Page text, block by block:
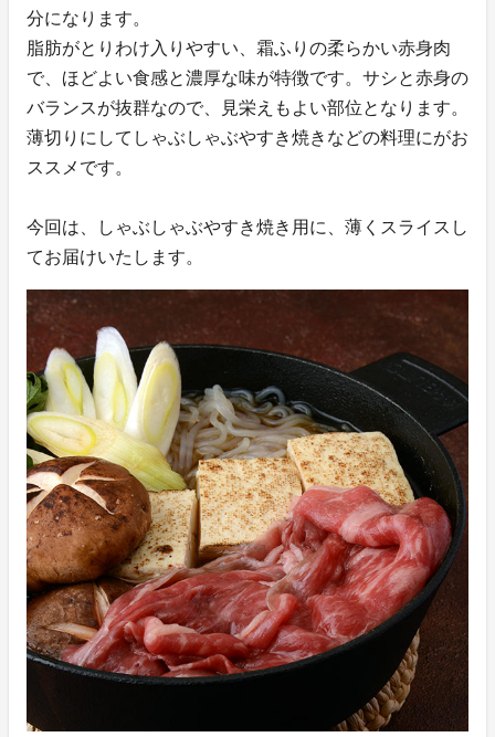
分になります。
脂肪がとりわけ入りやすい、霜ふりの柔らかい赤身肉
で、ほどよい食感と濃厚な味が特徴です。サシと赤身の
バランスが抜群なので、見栄えもよい部位となります。
薄切りにしてしゃぶしゃぶやすき焼きなどの料理にがお
ススメです。
今回は、しゃぶしゃぶやすき焼き用に、薄くスライスし
てお届けいたします。